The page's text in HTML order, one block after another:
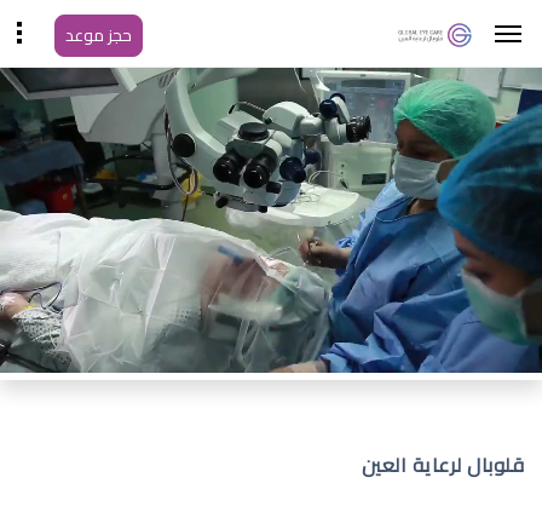
حجز موعد
قلوبال لرعاية العين